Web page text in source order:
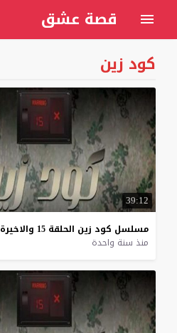
قصة عشق
كود زين
39:12
مسلسل كود زين الحلقة 15 والاخيرة
منذ سنة واحدة